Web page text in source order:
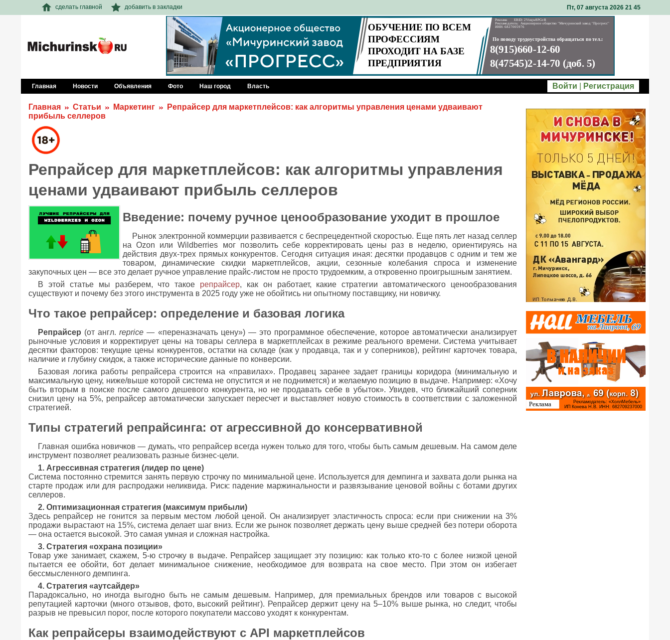
сделать главной добавить в закладки Пт, 07 августа 2026 21: 45
Главная Новости Объявления Фото Наш город Власть Войти Регистрация
Главная Статьи Маркетинг
Репрайсер для маркетплейсов: как алгоритмы управления ценами удваивают
прибыль селлеров
Репрайсер для маркетплейсов: как алгоритмы управления
ценами удваивают прибыль селлеров
Введение: почему ручное ценообразование уходит в прошлое
Рынок электронной коммерции развивается с беспрецедентной скоростью. Еще пять лет назад селлер
на Ozon или Wildberries мог позволить себе корректировать цены раз в неделю, ориентируясь на
действия двух-трех прямых конкурентов. Сегодня ситуация иная: десятки продавцов с одним и тем же
товаром, динамические скидки маркетплейсов, акции, сезонные колебания спроса и изменение
закупочных цен — все это делает ручное управление прайс-листом не просто трудоемким, а откровенно проигрышным занятием.
В этой статье мы разберем, что такое репрайсер, как он работает, какие стратегии автоматического ценообразования
существуют и почему без этого инструмента в 2025 году уже не обойтись ни опытному поставщику, ни новичку.
Что такое репрайсер: определение и базовая логика
Репрайсер (от англ.reprice — «переназначать цену») — это программное обеспечение, которое автоматически анализирует
рыночные условия и корректирует цены на товары селлера в маркетплейсах в режиме реального времени. Система учитывает
десятки факторов: текущие цены конкурентов, остатки на складе (как у продавца, так и у соперников), рейтинг карточек товара,
наличие и глубину скидок, а также исторические данные по конверсии.
Базовая логика работы репрайсера строится на «правилах». Продавец заранее задает границы коридора (минимальную и
максимальную цену, ниже/выше которой система не опустится и не поднимется) и желаемую позицию в выдаче. Например: «Хочу
быть вторым в поиске после самого дешевого конкурента, но не продавать себе в убыток». Увидев, что ближайший соперник
снизил цену на 5%, репрайсер автоматически запускает пересчет и выставляет новую стоимость в соответствии с заложенной
стратегией.
Типы стратегий репрайсинга: от агрессивной до консервативной
Главная ошибка новичков — думать, что репрайсер всегда нужен только для того, чтобы быть самым дешевым. На самом деле
инструмент позволяет реализовать разные бизнес-цели.
1. Агрессивная стратегия (лидер по цене)
Система постоянно стремится занять первую строчку по минимальной цене. Используется для демпинга и захвата доли рынка на
старте продаж или для распродажи неликвида. Риск: падение маржинальности и развязывание ценовой войны с ботами других
селлеров.
2. Оптимизационная стратегия (максимум прибыли)
Здесь репрайсер не гонится за первым местом любой ценой. Он анализирует эластичность спроса: если при снижении на 3%
продажи вырастают на 15%, система делает шаг вниз. Если же рынок позволяет держать цену выше средней без потери оборота
— она остается высокой. Это самая умная и сложная настройка.
3. Стратегия «охрана позиции»
Товар уже занимает, скажем, 5-ю строчку в выдаче. Репрайсер защищает эту позицию: как только кто-то с более низкой ценой
пытается ее обойти, бот делает минимальное снижение, необходимое для возврата на свое место. При этом он избегает
бессмысленного демпинга.
4. Стратегия «аутсайдер»
Парадоксально, но иногда выгодно быть не самым дешевым. Например, для премиальных брендов или товаров с высокой
репутацией карточки (много отзывов, фото, высокий рейтинг). Репрайсер держит цену на 5–10% выше рынка, но следит, чтобы
разрыв не превысил порог, после которого покупатели массово уходят к конкурентам.
Как репрайсеры взаимодействуют с API маркетплейсов